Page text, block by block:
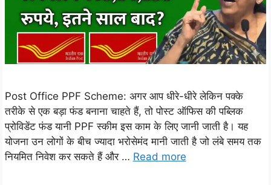
Post Office PPF Scheme: अगर आप धीरे-धीरे लेकिन पक्के
तरीके से एक बड़ा फंड बनाना चाहते हैं, तो पोस्ट ऑफिस की पब्लिक
प्रोविडेंट फंड यानी PPF स्कीम इस काम के लिए जानी जाती है। यह
योजना उन लोगों के बीच ज्यादा भरोसेमंद मानी जाती है जो लंबे समय तक
नियमित निवेश कर सकते हैं और … Read more